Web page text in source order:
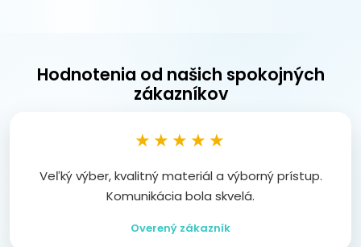
Hodnotenia od našich spokojných
zákazníkov
★★★★★
Veľký výber, kvalitný materiál a výborný prístup.
Komunikácia bola skvelá.
Overený zákazník